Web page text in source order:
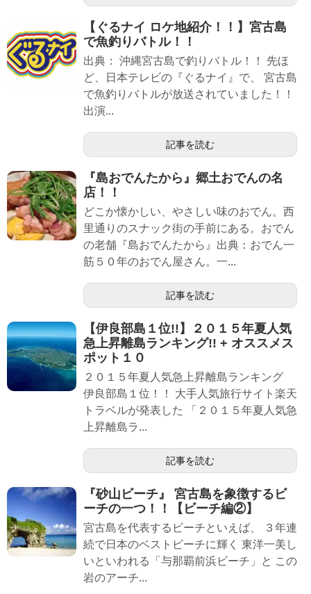
【ぐるナイ ロケ地紹介！！】宮古島
で魚釣りバトル！！
出典： 沖縄宮古島で釣りバトル！！ 先ほ
ど、日本テレビの『ぐるナイ』で、 宮古島
で魚釣りバトルが放送されていました！！
出演...
記事を読む
『島おでんたから』郷土おでんの名
店！！
どこか懐かしい、やさしい味のおでん。西
里通りのスナック街の手前にある。おでん
の老舗『島おでんたから』出典：おでん一
筋５０年のおでん屋さん。一...
記事を読む
【伊良部島１位!!】２０１５年夏人気
急上昇離島ランキング!! + オススメス
ポット１０
２０１５年夏人気急上昇離島ランキング
伊良部島１位！！ 大手人気旅行サイト楽天
トラベルが発表した 「２０１５年夏人気急
上昇離島ラ...
記事を読む
『砂山ビーチ』 宮古島を象徴するビ
ーチの一つ！！【ビーチ編②】
宮古島を代表するビーチといえば、 ３年連
続で日本のベストビーチに輝く 東洋一美し
いといわれる「与那覇前浜ビーチ」と この
岩のアーチ...